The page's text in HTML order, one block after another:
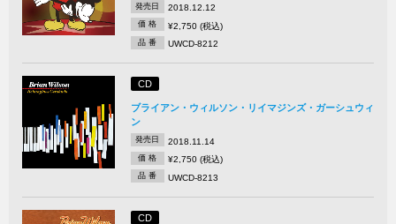
発売日 2018.12.12
価 格 ¥2,750 (税込)
品 番 UWCD-8212
CD
ブライアン・ウィルソン・リイマジンズ・ガーシュウィ
ン
発売日 2018.11.14
価 格 ¥2,750 (税込)
品 番 UWCD-8213
CD